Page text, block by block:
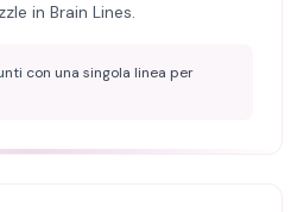
in Brain Lines.
con una singola linea per